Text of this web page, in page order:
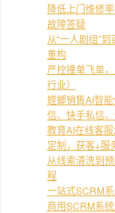
降低上门维修
故障答疑
从“一人剧组”
重构
严控撞单飞单
行业）
螳螂销售AI智
信、快手私信
教育AI在线客
定制，获客+服
从线索清洗到
程
一站式SCRM
商用SCRM系